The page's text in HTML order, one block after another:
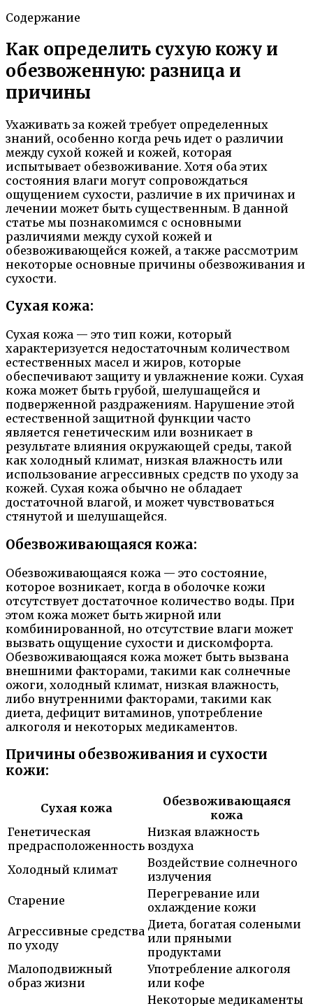
Содержание
Как определить сухую кожу и
обезвоженную: разница и
причины
Ухаживать за кожей требует определенных
знаний, особенно когда речь идет о различии
между сухой кожей и кожей, которая
испытывает обезвоживание. Хотя оба этих
состояния влаги могут сопровождаться
ощущением сухости, различие в их причинах и
лечении может быть существенным. В данной
статье мы познакомимся с основными
различиями между сухой кожей и
обезвоживающейся кожей, а также рассмотрим
некоторые основные причины обезвоживания и
сухости.
Сухая кожа:
Сухая кожа — это тип кожи, который
характеризуется недостаточным количеством
естественных масел и жиров, которые
обеспечивают защиту и увлажнение кожи. Сухая
кожа может быть грубой, шелушащейся и
подверженной раздражениям. Нарушение этой
естественной защитной функции часто
является генетическим или возникает в
результате влияния окружающей среды, такой
как холодный климат, низкая влажность или
использование агрессивных средств по уходу за
кожей. Сухая кожа обычно не обладает
достаточной влагой, и может чувствоваться
стянутой и шелушащейся.
Обезвоживающаяся кожа:
Обезвоживающаяся кожа — это состояние,
которое возникает, когда в оболочке кожи
отсутствует достаточное количество воды. При
этом кожа может быть жирной или
комбинированной, но отсутствие влаги может
вызвать ощущение сухости и дискомфорта.
Обезвоживающаяся кожа может быть вызвана
внешними факторами, такими как солнечные
ожоги, холодный климат, низкая влажность,
либо внутренними факторами, такими как
диета, дефицит витаминов, употребление
алкоголя и некоторых медикаментов.
Причины обезвоживания и сухости
кожи:
Сухая кожа
Обезвоживающаяся
кожа
Генетическая
предрасположенность
Низкая влажность
воздуха
Холодный климат
Воздействие солнечного
излучения
Старение
Перегревание или
охлаждение кожи
Агрессивные средства
по уходу
Диета, богатая солеными
или пряными
продуктами
Малоподвижный
образ жизни
Употребление алкоголя
или кофе
Некоторые медикаменты